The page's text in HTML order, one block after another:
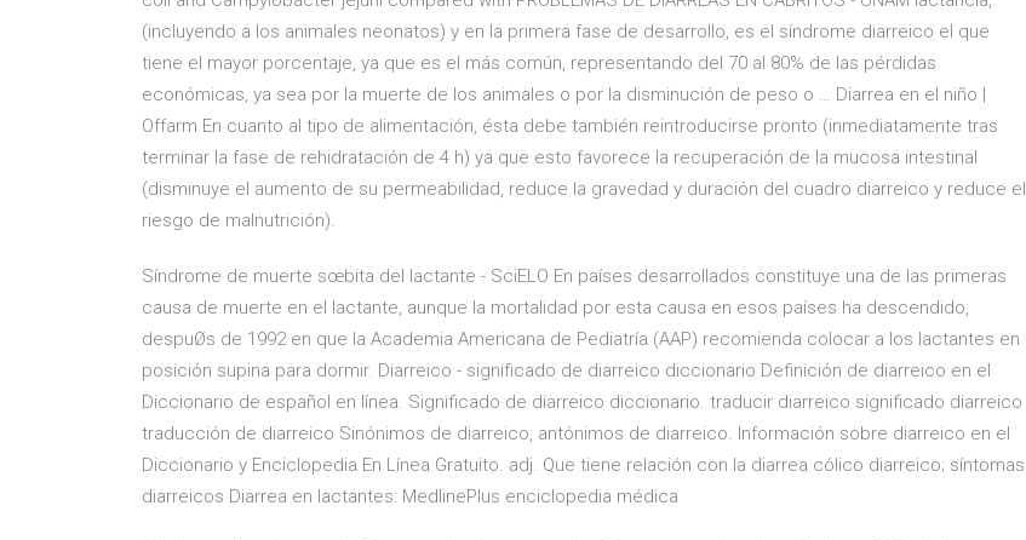
(incluyendo a los animales neonatos) y en la primera fase de desarrollo, es el síndrome diarreico el que
tiene el mayor porcentaje, ya que es el más común, representando del 70 al 80% de las pérdidas
económicas, ya sea por la muerte de los animales o por la disminución de peso o … Diarrea en el niño |
Offarm En cuanto al tipo de alimentación, ésta debe también reintroducirse pronto (inmediatamente tras
terminar la fase de rehidratación de 4 h) ya que esto favorece la recuperación de la mucosa intestinal
(disminuye el aumento de su permeabilidad, reduce la gravedad y duración del cuadro diarreico y reduce el
riesgo de malnutrición).
Síndrome de muerte sœbita del lactante - SciELO En países desarrollados constituye una de las primeras
causa de muerte en el lactante, aunque la mortalidad por esta causa en esos países ha descendido,
despuØs de 1992 en que la Academia Americana de Pediatría (AAP) recomienda colocar a los lactantes en
posición supina para dormir. Diarreico - significado de diarreico diccionario Definición de diarreico en el
Diccionario de español en línea. Significado de diarreico diccionario. traducir diarreico significado diarreico
traducción de diarreico Sinónimos de diarreico, antónimos de diarreico. Información sobre diarreico en el
Diccionario y Enciclopedia En Línea Gratuito. adj. Que tiene relación con la diarrea cólico diarreico; síntomas
diarreicos Diarrea en lactantes: MedlinePlus enciclopedia médica